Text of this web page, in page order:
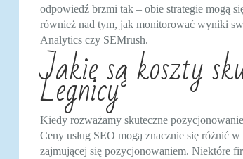
odpowiedź brzmi tak – obie strategie mogą
również nad tym, jak monitorować wyniki
Analytics czy SEMrush.
Jakie są koszty
Legnicy
Kiedy rozważamy skuteczne
Ceny usług SEO mogą znacznie się różnić
zajmującej się pozycjonowaniem. Niektóre